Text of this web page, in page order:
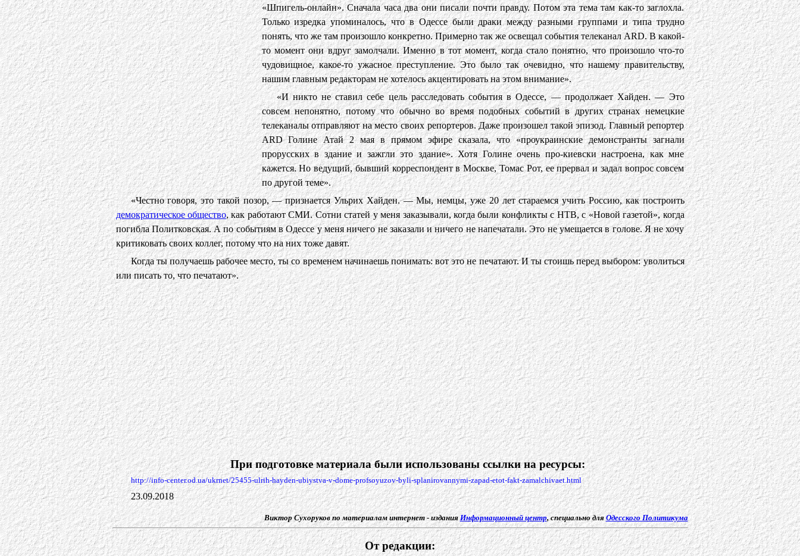
«Шпигель-онлайн». Сначала часа два они писали почти правду. Потом эта тема там как-то заглохла.
Только изредка упоминалось, что в Одессе были драки между разными группами и типа трудно
понять, что же там произошло конкретно. Примерно так же освещал события телеканал ARD. В какой-
то момент они вдруг замолчали. Именно в тот момент, когда стало понятно, что произошло что-то
чудовищное, какое-то ужасное преступление. Это было так очевидно, что нашему правительству,
нашим главным редакторам не хотелось акцентировать на этом внимание».
«И никто не ставил себе цель расследовать события в Одессе, — продолжает Хайден. — Это
совсем непонятно, потому что обычно во время подобных событий в других странах немецкие
телеканалы отправляют на место своих репортеров. Даже произошел такой эпизод. Главный репортер
ARD Голине Атай 2 мая в прямом эфире cказала, что «проукраинские демонстранты загнали
прорусских в здание и зажгли это здание». Хотя Голине очень про-киевски настроена, как мне
кажется. Но ведущий, бывший корреспондент в Москве, Томас Рот, ее прервал и задал вопрос совсем
по другой теме».
«Честно говоря, это такой позор, — признается Ульрих Хайден. — Мы, немцы, уже 20 лет стараемся учить Россию, как построить
демократическое общество, как работают СМИ. Сотни статей у меня заказывали, когда были конфликты с НТВ, с «Новой газетой», когда
погибла Политковская. А по событиям в Одессе у меня ничего не заказали и ничего не напечатали. Это не умещается в голове. Я не хочу
критиковать своих коллег, потому что на них тоже давят.
Когда ты получаешь рабочее место, ты со временем начинаешь понимать: вот это не печатают. И ты стоишь перед выбором: уволиться
или писать то, что печатают».
При подготовке материала были использованы ссылки на ресурсы:
http://info-center.od.ua/ukrnet/25455-ulrih-hayden-ubiystva-v-dome-profsoyuzov-byli-splanirovannymi-zapad-etot-fakt-zamalchivaet.html
23.09.2018
Виктор Сухоруков по материалам интернет - издания Информационный центр, специально дляОдесского Политикума
От редакции: